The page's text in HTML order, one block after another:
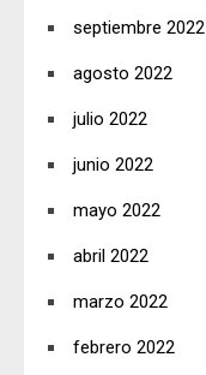
septiembre 2022
agosto 2022
julio 2022
junio 2022
mayo 2022
abril 2022
marzo 2022
febrero 2022